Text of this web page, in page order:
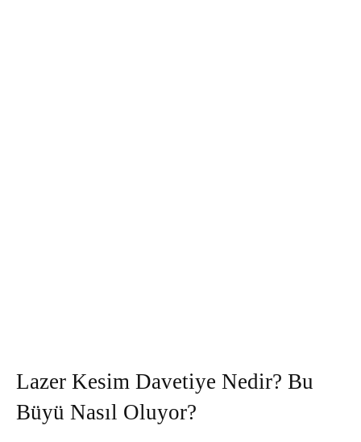
Lazer Kesim Davetiye Nedir? Bu
Büyü Nasıl Oluyor?